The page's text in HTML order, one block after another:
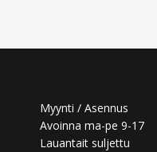
Myynti / Asennus
Avoinna ma-pe 9-17
Lauantait suljettu